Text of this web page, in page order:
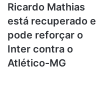
Ricardo Mathias
está recuperado e
pode reforçar o
Inter contra o
Atlético-MG